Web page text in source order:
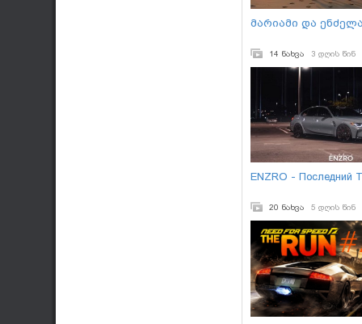
მარიამი და
14 ნახვა 3 დღის წინ
ENZRO - Последний
20 ნახვა 5 დღის წინ